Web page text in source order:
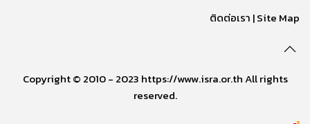
ติดต่อเรา |Site Map
Copyright © 2010 - 2023 https://www.isra.or.th All rights
reserved.